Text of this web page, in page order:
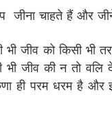
चाहते हैं और जीने
भी जीव को किसी भी
भी जीव की न तो
ही परम धरम है